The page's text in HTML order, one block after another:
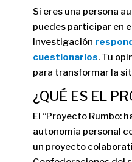
Si eres una persona
puedes participar en
Investigación
cuestionarios. Tu
para transformar la
¿QUÉ ES EL
El “Proyecto Rumbo:
autonomía personal
un proyecto